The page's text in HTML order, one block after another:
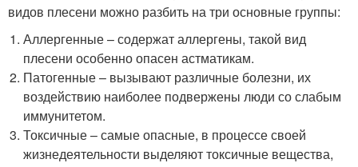
видов плесени можно разбить на три основные группы:
Аллергенные – содержат аллергены, такой вид
плесени особенно опасен астматикам.
Патогенные – вызывают различные болезни, их
воздействию наиболее подвержены люди со слабым
иммунитетом.
Токсичные – самые опасные, в процессе своей
жизнедеятельности выделяют токсичные вещества,